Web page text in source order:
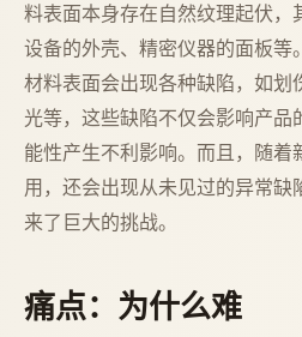
料表面本身存在自然纹理起伏，
设备的外壳、精密仪器的面板等
材料表面会出现各种缺陷，如划
光等，这些缺陷不仅会影响产品
能性产生不利影响。而且，随着
用，还会出现从未见过的异常缺
来了巨大的挑战。
痛点：为什么难